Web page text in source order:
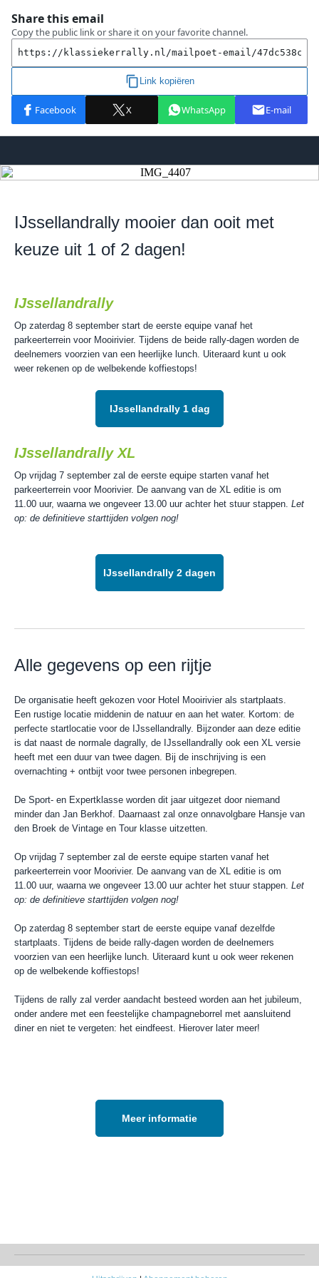
IJssellandrally mooier dan ooit met
keuze uit 1 of 2 dagen!
IJssellandrally
Op zaterdag 8 september start de eerste equipe vanaf het
parkeerterrein voor Mooirivier. Tijdens de beide rally-dagen worden de
deelnemers voorzien van een heerlijke lunch. Uiteraard kunt u ook
weer rekenen op de welbekende koffiestops!
IJssellandrally 1 dag
IJssellandrally XL
Op vrijdag 7 september zal de eerste equipe starten vanaf het
parkeerterrein voor Moorivier. De aanvang van de XL editie is om
11.00 uur, waarna we ongeveer 13.00 uur achter het stuur stappen. Let
op: de definitieve starttijden volgen nog!
IJssellandrally 2 dagen
Alle gegevens op een rijtje
De organisatie heeft gekozen voor Hotel Mooirivier als startplaats.
Een rustige locatie middenin de natuur en aan het water. Kortom: de
perfecte startlocatie voor de IJssellandrally. Bijzonder aan deze editie
is dat naast de normale dagrally, de IJssellandrally ook een XL versie
heeft met een duur van twee dagen. Bij de inschrijving is een
overnachting + ontbijt voor twee personen inbegrepen.
De Sport- en Expertklasse worden dit jaar uitgezet door niemand
minder dan Jan Berkhof. Daarnaast zal onze onnavolgbare Hansje van
den Broek de Vintage en Tour klasse uitzetten.
Op vrijdag 7 september zal de eerste equipe starten vanaf het
parkeerterrein voor Moorivier. De aanvang van de XL editie is om
11.00 uur, waarna we ongeveer 13.00 uur achter het stuur stappen. Let
op: de definitieve starttijden volgen nog!
Op zaterdag 8 september start de eerste equipe vanaf dezelfde
startplaats. Tijdens de beide rally-dagen worden de deelnemers
voorzien van een heerlijke lunch. Uiteraard kunt u ook weer rekenen
op de welbekende koffiestops!
Tijdens de rally zal verder aandacht besteed worden aan het jubileum,
onder andere met een feestelijke champagneborrel met aansluitend
diner en niet te vergeten: het eindfeest. Hierover later meer!
Meer informatie